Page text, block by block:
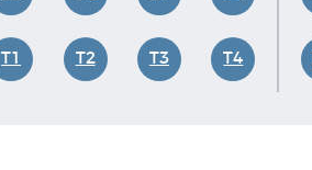
T1 T2 T3 T4